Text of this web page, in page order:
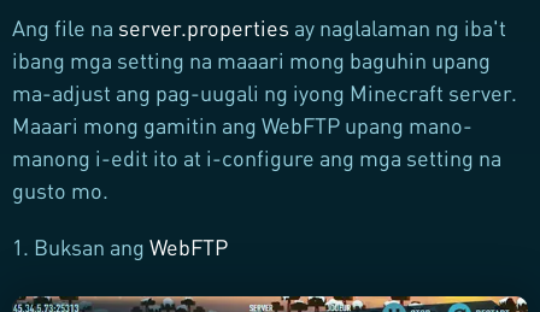
Ang file na server.properties ay naglalaman ng iba't
ibang mga setting na maaari mong baguhin upang
ma-adjust ang pag-uugali ng iyong Minecraft server.
Maaari mong gamitin ang WebFTP upang mano-
manong i-edit ito at i-configure ang mga setting na
gusto mo.
1. Buksan ang WebFTP